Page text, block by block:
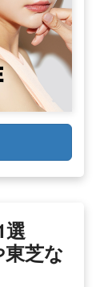
選
東芝な